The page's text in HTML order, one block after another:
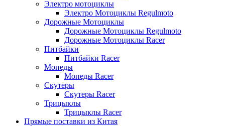
Электро мотоциклы
Электро Мотоциклы Regulmoto
Дорожные Мотоциклы
Дорожные Мотоциклы Regulmoto
Дорожные Мотоциклы Racer
Питбайки
Питбайки Racer
Мопеды
Мопеды Racer
Скутеры
Скутеры Racer
Трицыклы
Трицыклы Racer
Прямые поставки из Китая